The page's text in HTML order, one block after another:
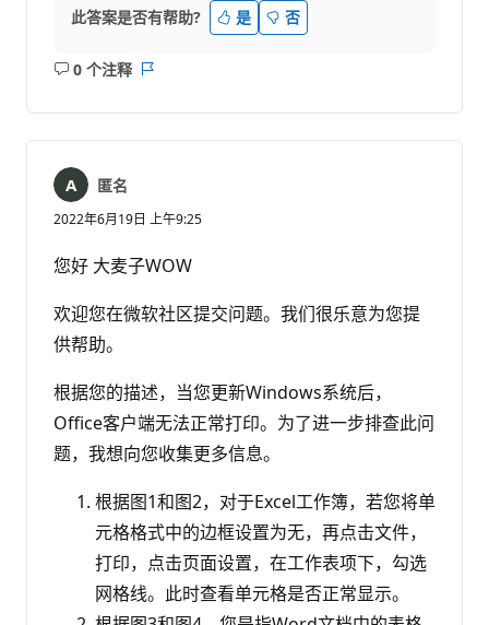
此答案是否有帮助? 是 否
0 个注释
无
匿名
2022年6月19日 上午9:25
您好 大麦子WOW
欢迎您在微软社区提交问题。我们很乐意为您提
供帮助。
根据您的描述，当您更新Windows系统后，
Office客户端无法正常打印。为了进一步排查此问
题，我想向您收集更多信息。
根据图1和图2，对于Excel工作簿，若您将单
元格格式中的边框设置为无，再点击文件，
打印，点击页面设置，在工作表项下，勾选
网格线。此时查看单元格是否正常显示。